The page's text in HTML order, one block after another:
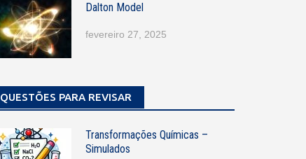
Dalton Model
fevereiro 27, 2025
QUESTÕES PARA REVISAR
Transformações Químicas –
Simulados